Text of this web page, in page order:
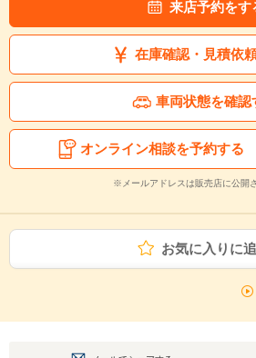
来店予約をす
在庫確認・見積依
車両状態を確認
オンライン相談を予約する
※メールアドレスは販売店に公開
お気に入りに